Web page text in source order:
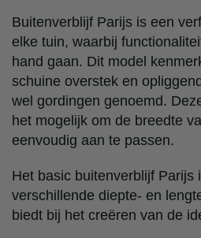
Buitenverblijf Parijs is een
elke tuin, waarbij
hand gaan. Dit model
schuine overstek en
wel gordingen genoemd.
het mogelijk om de breedte
eenvoudig aan te passen.
Het basic buitenverblijf Parijs
verschillende diepte- en
biedt bij het creëren van de